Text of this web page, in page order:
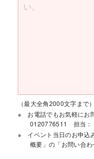
（最大全角2000文字まで）
お電話でもお気軽にお
0120776511 担当：
イベント当日のお申込
概要」の「お問い合わ